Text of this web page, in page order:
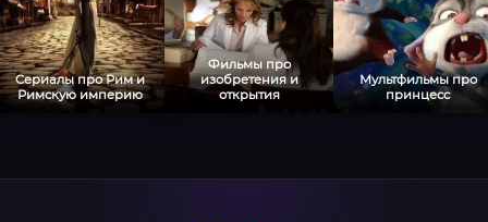
Сериалы про Рим и
Римскую империю
Фильмы про
изобретения и
открытия
Мультфильмы про
принцесс